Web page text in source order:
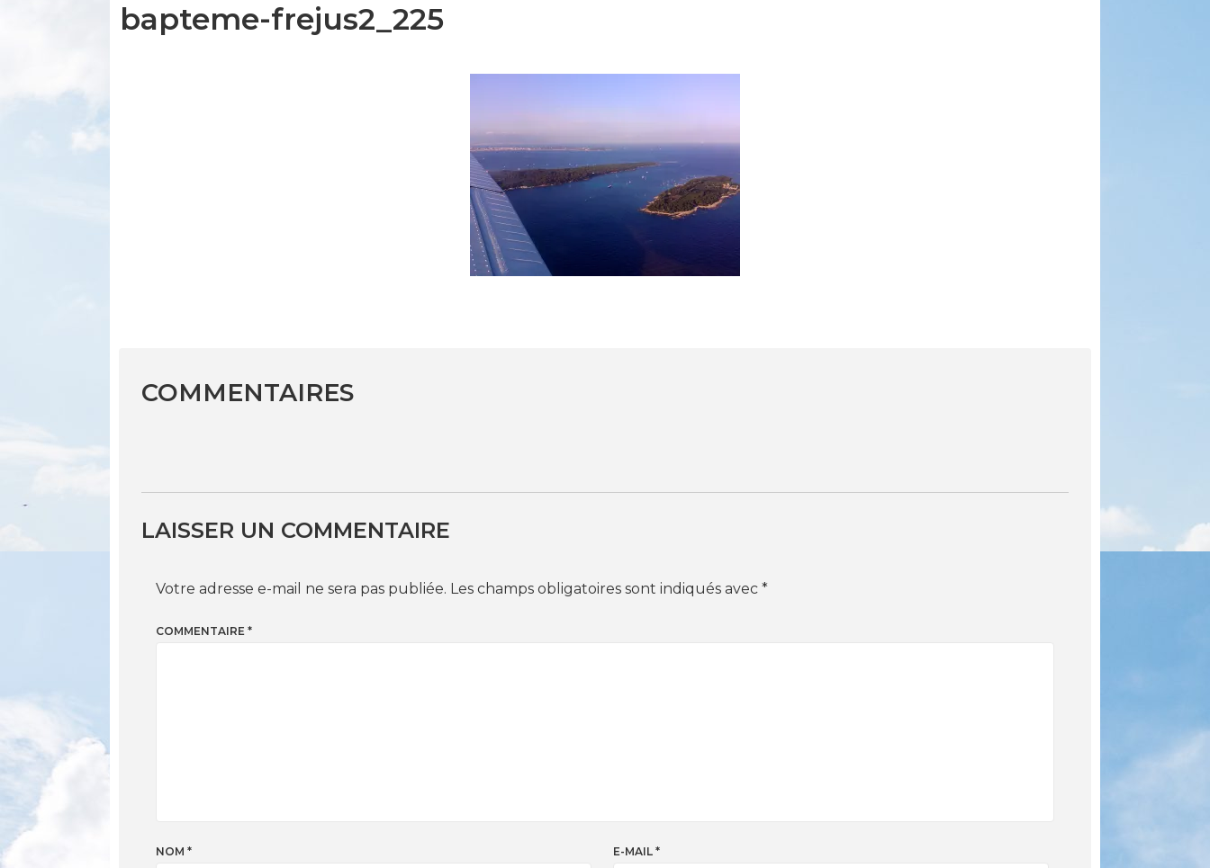
bapteme-frejus2_225
COMMENTAIRES
LAISSER UN COMMENTAIRE
Votre adresse e-mail ne sera pas publiée. Les champs obligatoires sont indiqués avec *
COMMENTAIRE *
NOM * E-MAIL*